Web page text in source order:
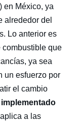
en México, ya
alrededor del
Lo anterior es
combustible que
ya sea
un esfuerzo por
el cambio
a las